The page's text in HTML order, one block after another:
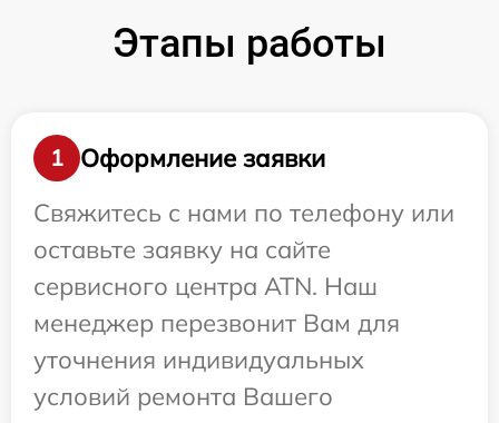
Этапы работы
1
Оформление заявки
Свяжитесь с нами по телефону или
оставьте заявку на сайте
сервисного центра ATN. Наш
менеджер перезвонит Вам для
уточнения индивидуальных
условий ремонта Вашего